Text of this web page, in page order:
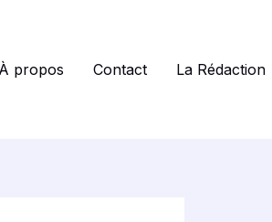
À propos Contact La Rédaction